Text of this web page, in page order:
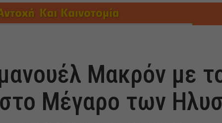
Μακρόν με
Μέγαρο των